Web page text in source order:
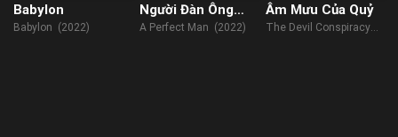
Babylon
Babylon (2022)
Người Đàn Ông
Hoàn Hảo
A Perfect Man (2022)
Âm Mưu Của Quỷ
The Devil Conspiracy